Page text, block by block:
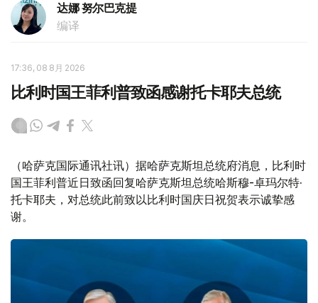
达娜 努尔巴克提
编译
17:36, 08 8月 2026
比利时国王菲利普致函感谢托卡耶夫总统
（哈萨克国际通讯社讯）据哈萨克斯坦总统府消息，比利时
国王菲利普近日致函回复哈萨克斯坦总统哈斯穆-卓玛尔特·
托卡耶夫，对总统此前致以比利时国庆日祝贺表示诚挚感
谢。